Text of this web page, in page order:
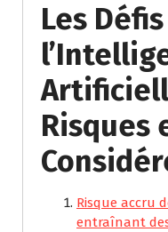
Les
Risques
Risque accru
entraînant